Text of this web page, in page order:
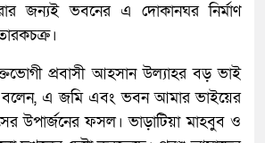
জন্যই ভবনের এ দোকানঘর নির্মাণ
প্রবাসী আহসান উল্যাহর বড় ভাই
বলেন, এ জমি এবং ভবন আমার ভাইয়ের
উপার্জনের ফসল। ভাড়াটিয়া মাহবুব ও